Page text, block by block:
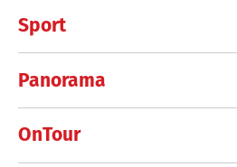
Sport
Panorama
OnTour